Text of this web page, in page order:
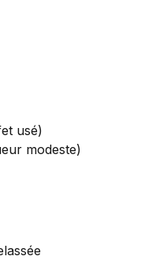
usé)
modeste)